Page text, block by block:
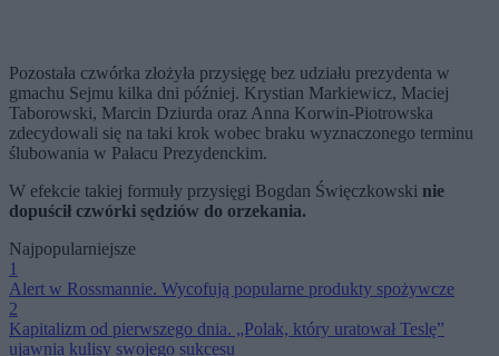
Pozostała czwórka złożyła przysięgę bez udziału prezydenta w
gmachu Sejmu kilka dni później. Krystian Markiewicz, Maciej
Taborowski, Marcin Dziurda oraz Anna Korwin-Piotrowska
zdecydowali się na taki krok wobec braku wyznaczonego terminu
ślubowania w Pałacu Prezydenckim.
W efekcie takiej formuły przysięgi Bogdan Święczkowski nie
dopuścił czwórki sędziów do orzekania.
Najpopularniejsze
1
Alert w Rossmannie. Wycofują popularne produkty spożywcze
2
Kapitalizm od pierwszego dnia. „Polak, który uratował Teslę”
ujawnia kulisy swojego sukcesu